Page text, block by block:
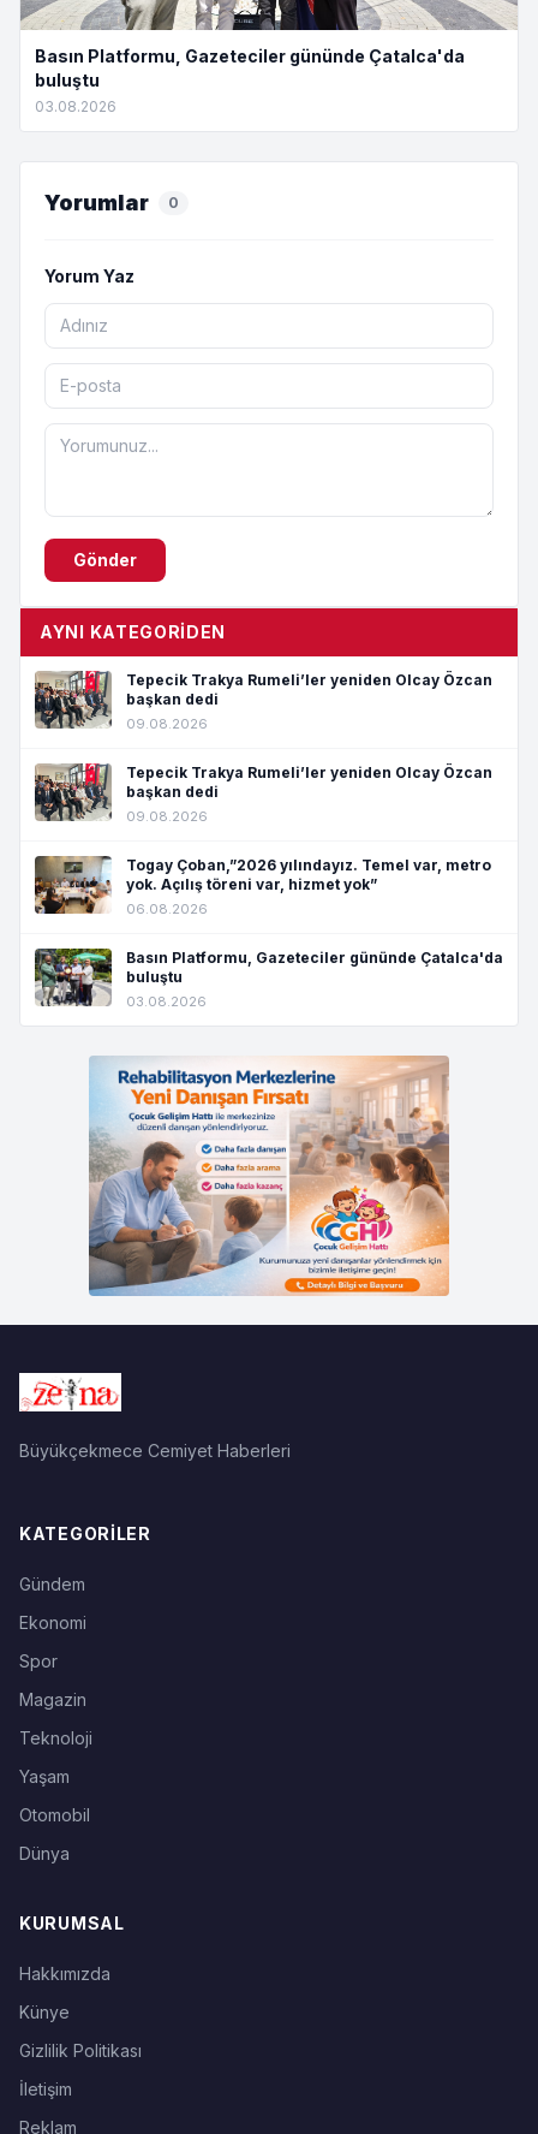
Basın Platformu, Gazeteciler gününde Çatalca'da
buluştu
03.08.2026
Yorumlar 0
Yorum Yaz
Gönder
AYNI KATEGORIDEN
Tepecik Trakya Rumeli’ler yeniden Olcay Özcan
başkan dedi
09.08.2026
Tepecik Trakya Rumeli’ler yeniden Olcay Özcan
başkan dedi
09.08.2026
Togay Çoban,”2026 yılındayız. Temel var, metro
yok. Açılış töreni var, hizmet yok”
06.08.2026
Basın Platformu, Gazeteciler gününde Çatalca'da
buluştu
03.08.2026
Büyükçekmece Cemiyet Haberleri
KATEGORILER
Gündem
Ekonomi
Spor
Magazin
Teknoloji
Yaşam
Otomobil
Dünya
KURUMSAL
Hakkımızda
Künye
Gizlilik Politikası
İletişim
Reklam